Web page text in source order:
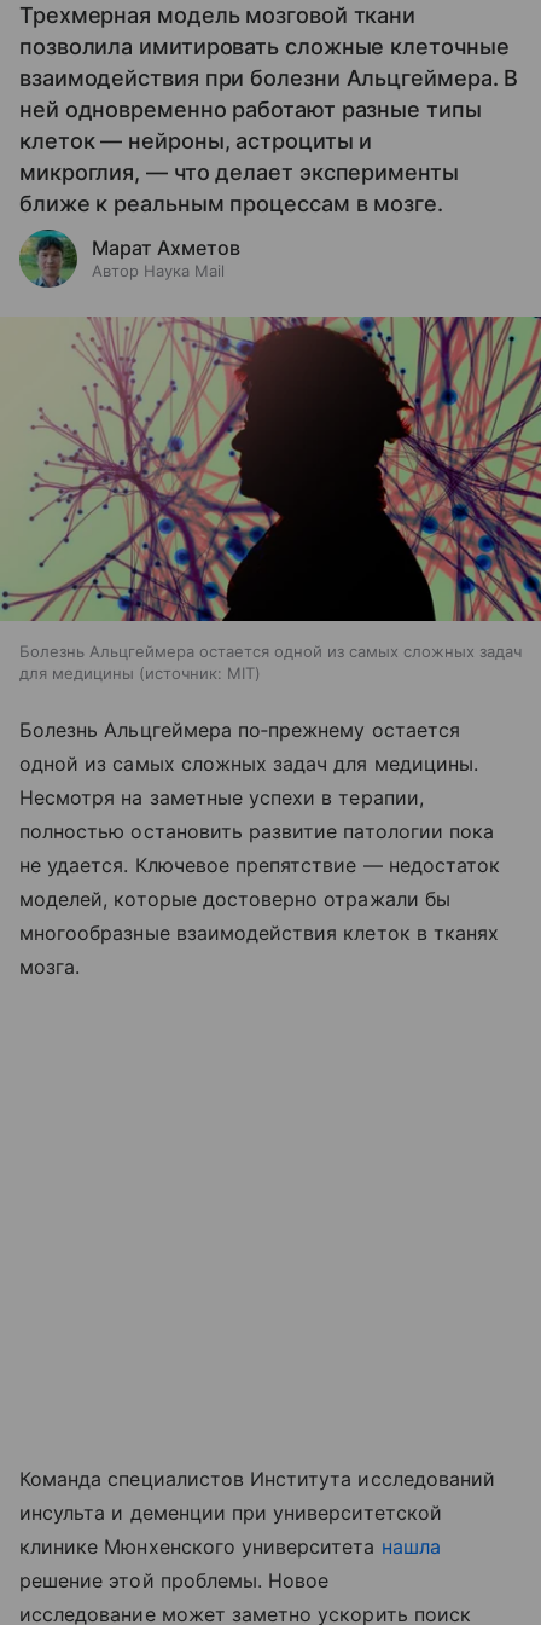
Трехмерная модель мозговой ткани
позволила имитировать сложные клеточные
взаимодействия при болезни Альцгеймера. В
ней одновременно работают разные типы
клеток — нейроны, астроциты и
микроглия, — что делает эксперименты
ближе к реальным процессам в мозге.
Марат Ахметов
Автор Наука Mail
Болезнь Альцгеймера остается одной из самых сложных задач
для медицины
источник: MIT
Болезнь Альцгеймера по‑прежнему остается
одной из самых сложных задач для медицины.
Несмотря на заметные успехи в терапии,
полностью остановить развитие патологии пока
не удается. Ключевое препятствие — недостаток
моделей, которые достоверно отражали бы
многообразные взаимодействия клеток в тканях
мозга.
Команда специалистов Института исследований
инсульта и деменции при университетской
клинике Мюнхенского университета нашла
решение этой проблемы. Новое
исследование может заметно ускорить поиск